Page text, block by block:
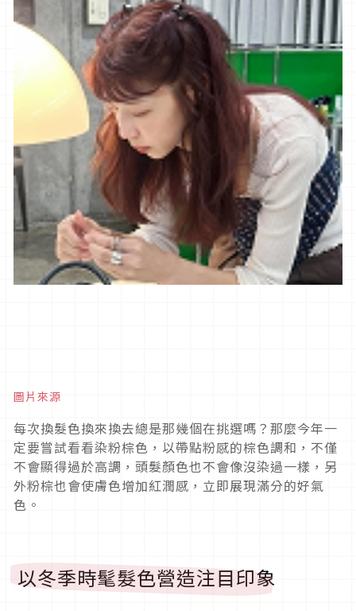
圖片來源
每次換髮色換來換去總是那幾個在挑選嗎？那麼今年一
定要嘗試看看染粉棕色，以帶點粉感的棕色調和，不僅
不會顯得過於高調，頭髮顏色也不會像沒染過一樣，另
外粉棕也會使膚色增加紅潤感，立即展現滿分的好氣
色。
以冬季時髦髮色營造注目印象